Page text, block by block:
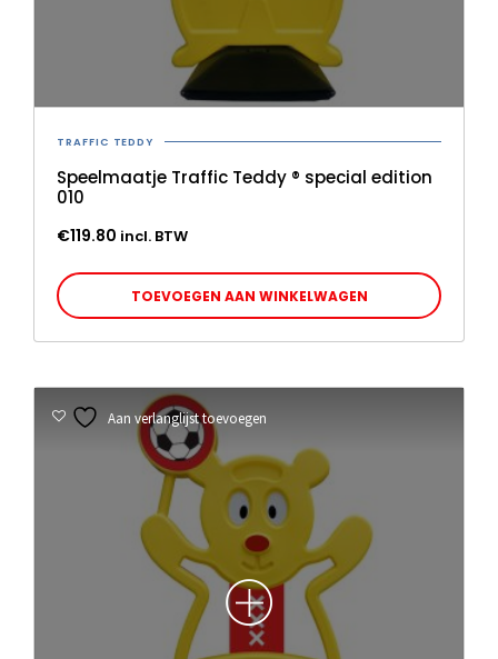
TRAFFIC TEDDY
Speelmaatje Traffic Teddy ® special edition
010
€119.80 incl. BTW
TOEVOEGEN AAN WINKELWAGEN
Aan verlanglijst toevoegen